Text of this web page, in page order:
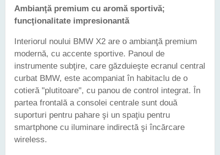
Ambianţă premium cu aromă sportivă;
funcţionalitate impresionantă
Interiorul noului BMW X2 are o ambianţă premium
modernă, cu accente sportive. Panoul de
instrumente subţire, care găzduieşte ecranul central
curbat BMW, este acompaniat în habitaclu de o
cotieră "plutitoare", cu panou de control integrat. În
partea frontală a consolei centrale sunt două
suporturi pentru pahare şi un spaţiu pentru
smartphone cu iluminare indirectă şi încărcare
wireless.